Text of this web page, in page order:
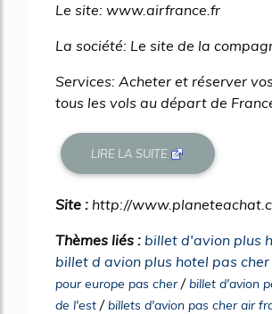
Le site: www.airfrance.fr
La société: Le site de la
Services: Acheter et réserver
tous les vols au départ de
LIRE LA SUITE
Site : http://
Thèmes liés : billet d'avion plus
billet d avion plus hotel pas cher
pour europe pas cher/billet d'avion
de l'est /billets d'avion pas cher air